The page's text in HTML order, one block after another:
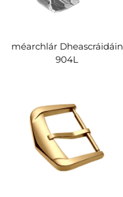
méarchlár Dheascráidáin
904L